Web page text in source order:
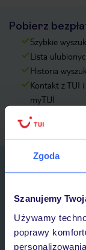
Zgoda
Szanujemy
Używamy
poprawy
Pobierz
Szybkie
Lista
Historia
Kontakt z TUI
myTUI
E-MAIL*